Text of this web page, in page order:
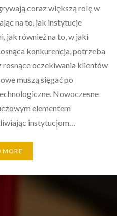
coraz większą rolę w
na to, jak instytucje
jak również na to, w jaki
konkurencja, potrzeba
oczekiwania klientów
muszą sięgać po
Nowoczesne
elementem
instytucjom…
MORE